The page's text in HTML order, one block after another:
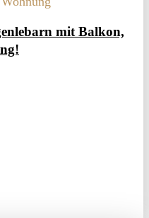
mit Balkon,